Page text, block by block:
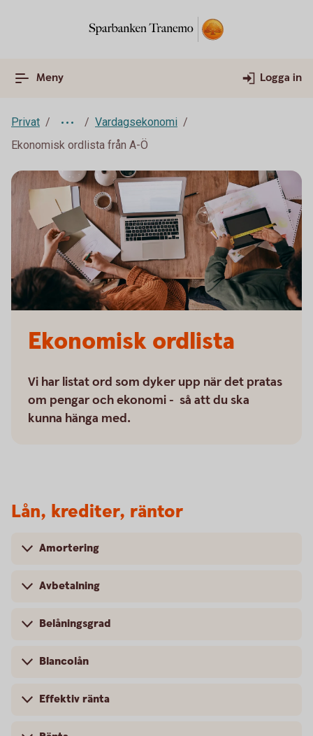
Meny Logga in
Privat
Vardagsekonomi
Ekonomisk ordlista från A-Ö
Ekonomisk ordlista
Vi har listat ord som dyker upp när det pratas
om pengar och ekonomi - så att du ska
kunna hänga med.
Lån, krediter, räntor
Amortering
Avbetalning
Belåningsgrad
Blancolån
Effektiv ränta